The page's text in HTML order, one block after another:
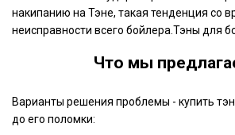
накипанию на Тэне, такая тенденция со
неисправности всего бойлера.Тэны для
Что мы
Варианты решения проблемы - купить
до его поломки: